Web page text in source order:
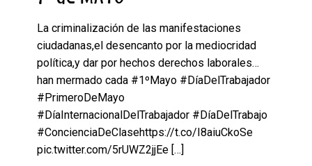
La criminalización de las manifestaciones
ciudadanas,el desencanto por la mediocridad
política,y dar por hechos derechos laborales…
han mermado cada #1ºMayo #DíaDelTrabajador
#PrimeroDeMayo
#DíaInternacionalDelTrabajador #DíaDelTrabajo
#ConcienciaDeClasehttps://t.co/I8aiuCkoSe
pic.twitter.com/5rUWZ2jjEe […]